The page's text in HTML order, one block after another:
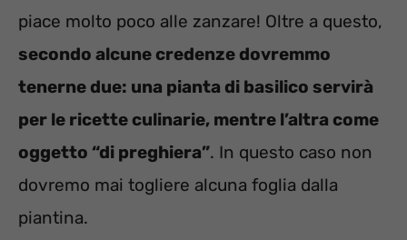
piace molto poco alle zanzare! Oltre a questo,
secondo alcune credenze dovremmo
tenerne due: una pianta di basilico servirà
per le ricette culinarie, mentre l’altra come
oggetto “di preghiera”. In questo caso non
dovremo mai togliere alcuna foglia dalla
piantina.